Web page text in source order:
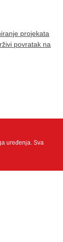
projekata
povratak na
uređenja. Sva